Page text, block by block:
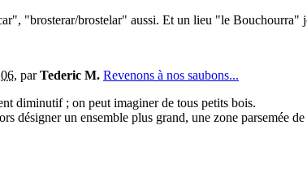
"brosterar/brostelar" aussi. Et un lieu "le Bouchourra"
, parTederic M. Revenons à nos saubons...
diminutif ; on peut imaginer de tous petits bois.
désigner un ensemble plus grand, une zone parsemée